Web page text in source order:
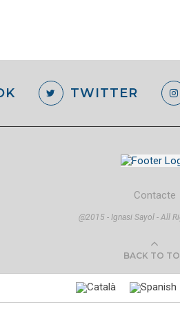
TWITTER
Contacte
@2015 - Ignasi Sayol - All
BACK TO